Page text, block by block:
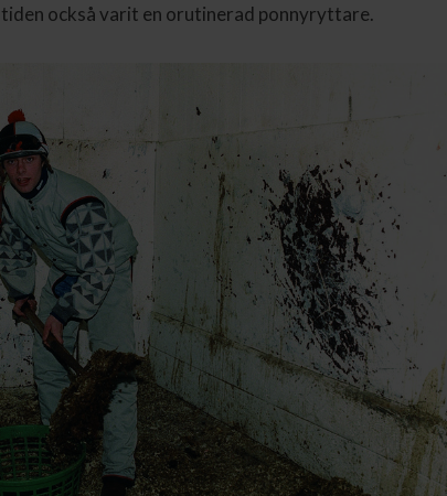
tiden också varit en orutinerad ponnyryttare.